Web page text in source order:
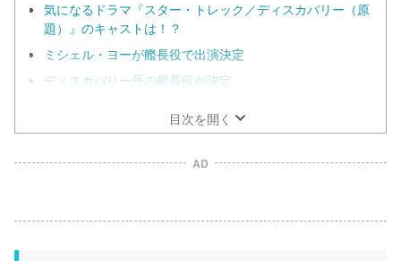
気になるドラマ『スター・トレック／ディスカバリー（原
題）』のキャストは！？
ミシェル・ヨーが艦長役で出演決定
ディスカバリー号の船長役が決定
目次を開く
AD